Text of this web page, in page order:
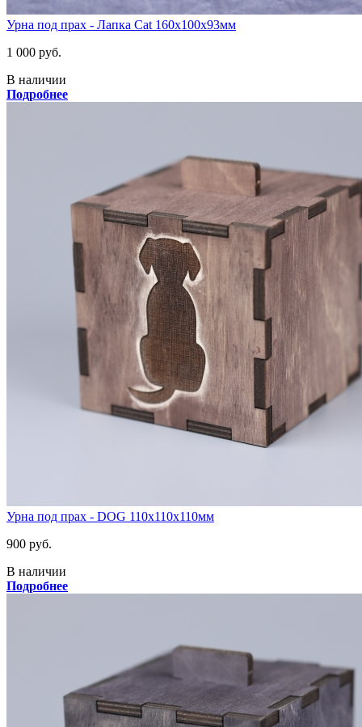
Урна под прах - Лапка Cat 160х100х93мм
1 000 руб.
В наличии
Подробнее
Урна под прах - DOG 110х110х110мм
900 руб.
В наличии
Подробнее